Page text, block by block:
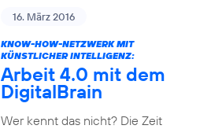
16. März 2016
KNOW-HOW-NETZWERK MIT
KÜNSTLICHER INTELLIGENZ:
Arbeit 4.0 mit dem
DigitalBrain
Wer kennt das nicht? Die Zeit